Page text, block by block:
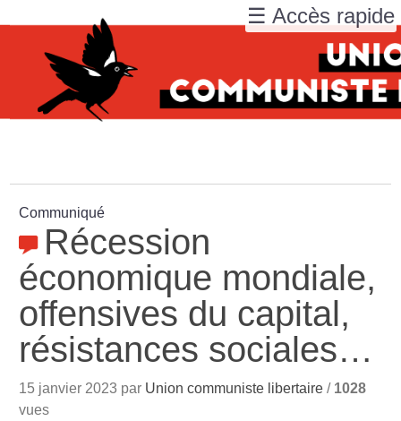
Communiqué
Récession
économique mondiale,
offensives du capital,
résistances sociales…
15 janvier 2023 par Union communiste libertaire / 1028
vues
☰ Accès rapide